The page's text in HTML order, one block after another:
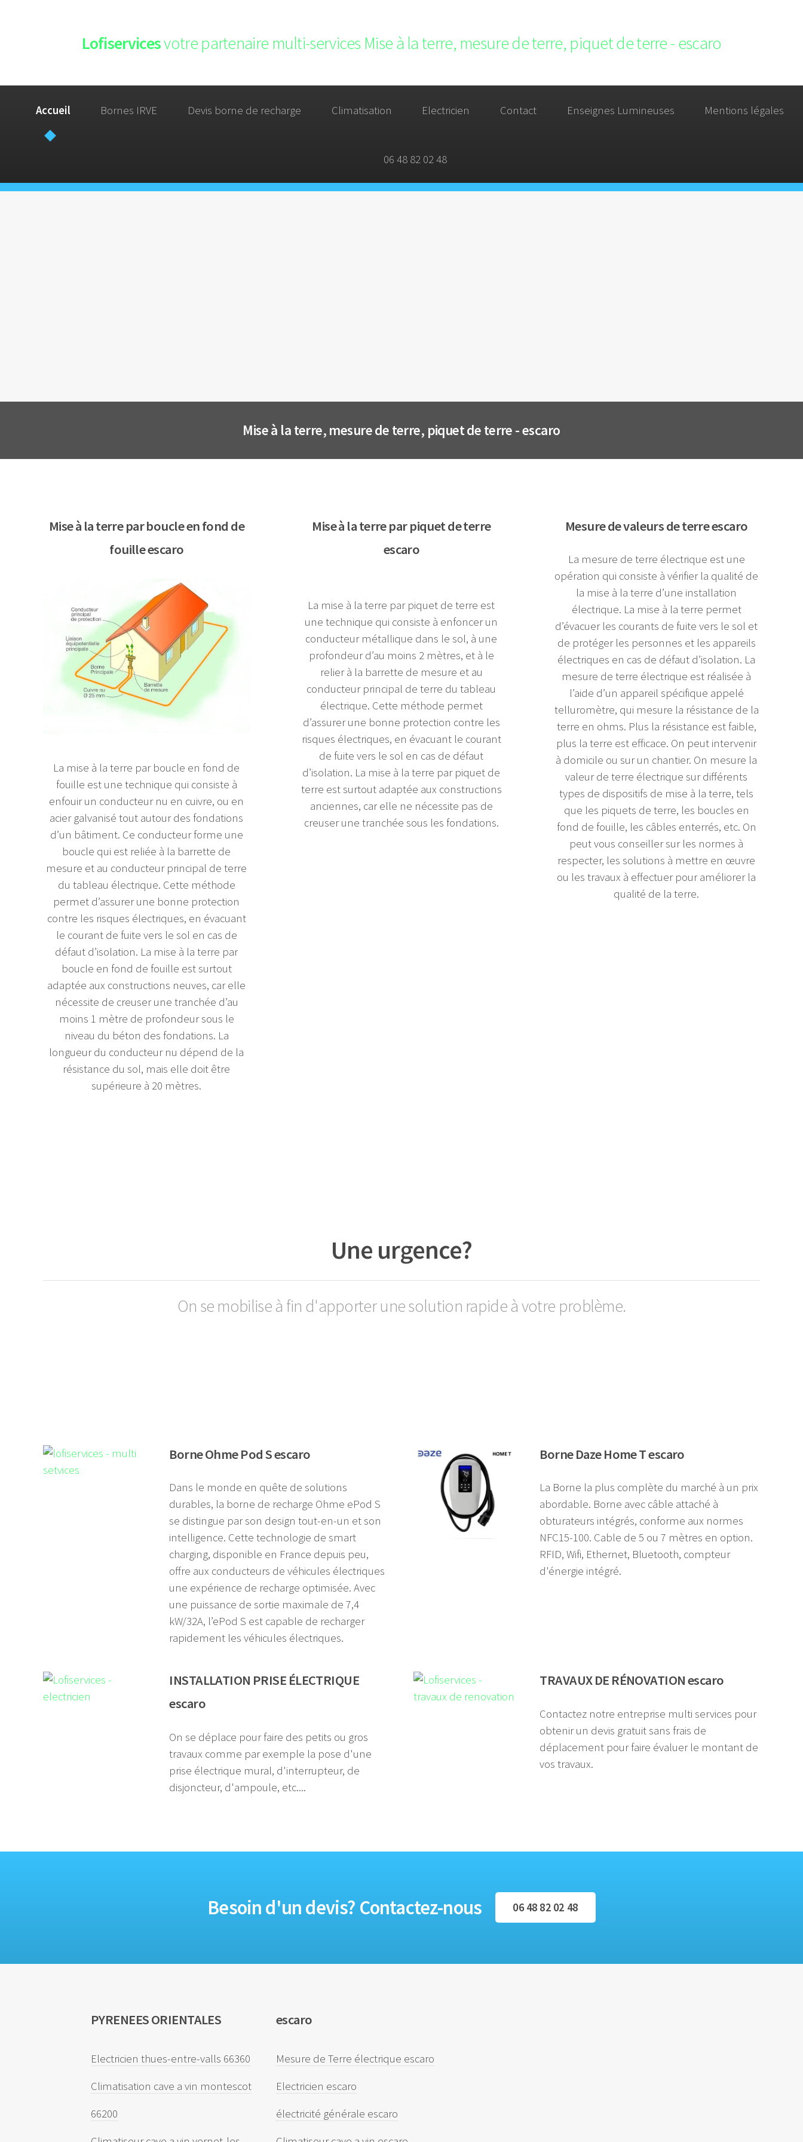
Lofiservicesvotre partenaire multi-services Mise à la terre, mesure de terre, piquet de terre - escaro
Accueil Bornes IRVE Devis borne de recharge Climatisation Electricien Contact Enseignes Lumineuses Mentions légales
06 48 82 02 48
Mise à la terre, mesure de terre, piquet de terre - escaro
Mise à la terre par boucle en fond de
fouille escaro
La mise à la terre par boucle en fond de
fouille est une technique qui consiste à
enfouir un conducteur nu en cuivre, ou en
acier galvanisé tout autour des fondations
d’un bâtiment. Ce conducteur forme une
boucle qui est reliée à la barrette de
mesure et au conducteur principal de terre
du tableau électrique. Cette méthode
permet d’assurer une bonne protection
contre les risques électriques, en évacuant
le courant de fuite vers le sol en cas de
défaut d’isolation. La mise à la terre par
boucle en fond de fouille est surtout
adaptée aux constructions neuves, car elle
nécessite de creuser une tranchée d’au
moins 1 mètre de profondeur sous le
niveau du béton des fondations. La
longueur du conducteur nu dépend de la
résistance du sol, mais elle doit être
supérieure à 20 mètres.
Mise à la terre par piquet de terre
escaro
La mise à la terre par piquet de terre est
une technique qui consiste à enfoncer un
conducteur métallique dans le sol, à une
profondeur d’au moins 2 mètres, et à le
relier à la barrette de mesure et au
conducteur principal de terre du tableau
électrique. Cette méthode permet
d’assurer une bonne protection contre les
risques électriques, en évacuant le courant
de fuite vers le sol en cas de défaut
d’isolation. La mise à la terre par piquet de
terre est surtout adaptée aux constructions
anciennes, car elle ne nécessite pas de
creuser une tranchée sous les fondations.
Mesure de valeurs de terre escaro
La mesure de terre électrique est une
opération qui consiste à vérifier la qualité de
la mise à la terre d’une installation
électrique. La mise à la terre permet
d’évacuer les courants de fuite vers le sol et
de protéger les personnes et les appareils
électriques en cas de défaut d’isolation. La
mesure de terre électrique est réalisée à
l’aide d’un appareil spécifique appelé
telluromètre, qui mesure la résistance de la
terre en ohms. Plus la résistance est faible,
plus la terre est efficace. On peut intervenir
à domicile ou sur un chantier. On mesure la
valeur de terre électrique sur différents
types de dispositifs de mise à la terre, tels
que les piquets de terre, les boucles en
fond de fouille, les câbles enterrés, etc. On
peut vous conseiller sur les normes à
respecter, les solutions à mettre en œuvre
ou les travaux à effectuer pour améliorer la
qualité de la terre.
Une urgence?
On se mobilise à fin d'apporter une solution rapide à votre problème.
Borne Ohme Pod S escaro
Dans le monde en quête de solutions
durables, la borne de recharge Ohme ePod S
se distingue par son design tout-en-un et son
intelligence. Cette technologie de smart
charging, disponible en France depuis peu,
offre aux conducteurs de véhicules électriques
une expérience de recharge optimisée. Avec
une puissance de sortie maximale de 7,4
kW/32A, l’ePod S est capable de recharger
rapidement les véhicules électriques.
Borne Daze Home T escaro
La Borne la plus complète du marché à un prix
abordable. Borne avec câble attaché à
obturateurs intégrés, conforme aux normes
NFC15-100. Cable de 5 ou 7 mètres en option.
RFID, Wifi, Ethernet, Bluetooth, compteur
d'énergie intégré.
INSTALLATION PRISE ÉLECTRIQUE
escaro
On se déplace pour faire des petits ou gros
travaux comme par exemple la pose d'une
prise électrique mural, d'interrupteur, de
disjoncteur, d'ampoule, etc....
TRAVAUX DE RÉNOVATION escaro
Contactez notre entreprise multi services pour
obtenir un devis gratuit sans frais de
déplacement pour faire évaluer le montant de
vos travaux.
Besoin d'un devis? Contactez-nous 06 48 82 02 48
PYRENEES ORIENTALES
Electricien thues-entre-valls 66360
Climatisation cave a vin montescot
66200
escaro
Mesure de Terre électrique escaro
Electricien escaro
électricité générale escaro